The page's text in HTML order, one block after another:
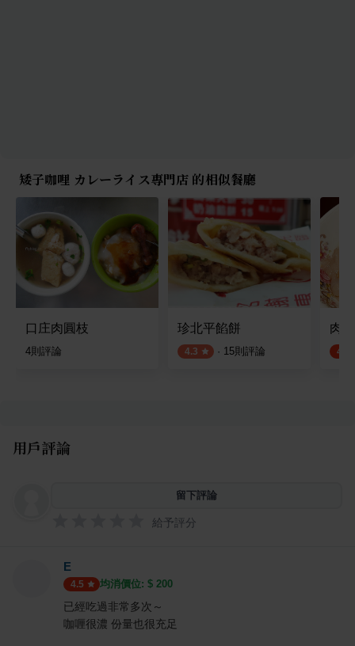
矮子咖哩 カレーライス專門店 的相似餐廳
口庄肉圓枝
4則評論
珍北平餡餅
4.3 · 15則評論
肉
4.5
用戶評論
留下評論
給予評分
E
4.5 均消價位: $ 200
已經吃過非常多次～
咖喱很濃 份量也很充足